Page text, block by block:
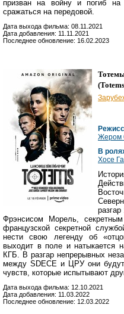
призван на войну и погиб
сражаться на передовой.
Дата выхода фильма: 08.11.2021
Дата добавления: 11.11.2021
Последнее обновление: 16.02.2023
(Totems
Жером
В
Хосе
Фрэнсисом Морель,
французской секретной
нести свою легенду об
выходит в поле и натыкается
КГБ. В разгар непрерывных
между SDECE и ЦРУ они
чувств, которые испытывают
Дата выхода фильма: 12.10.2021
Дата добавления: 11.03.2022
Последнее обновление: 12.03.2022